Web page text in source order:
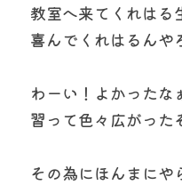
教室へ来てくれはる
喜んでくれはるんや
わーい！よかったな
習って色々広がった
その為にほんまにや